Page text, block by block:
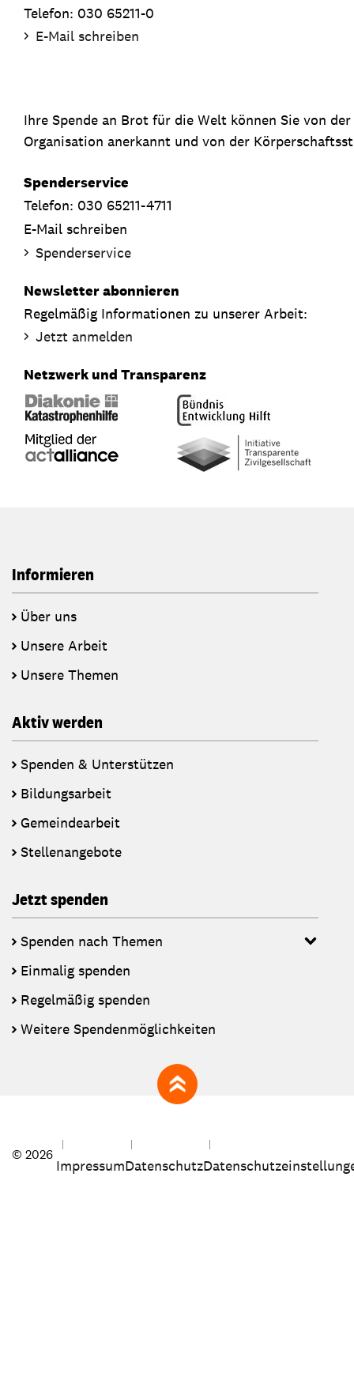
Telefon: 030 65211-0
E-Mail schreiben
Ihre Spende an Brot für die Welt können Sie von
Organisation anerkannt und von der
Spenderservice
Telefon: 030 65211-4711
E-Mail schreiben
Spenderservice
Newsletter abonnieren
Regelmäßig Informationen zu unserer Arbeit:
Jetzt anmelden
Netzwerk und Transparenz
Informieren
Über uns
Unsere Arbeit
Unsere Themen
Aktiv werden
Spenden & Unterstützen
Bildungsarbeit
Gemeindearbeit
Stellenangebote
Jetzt spenden
Spenden nach Themen
Einmalig spenden
Regelmäßig spenden
Weitere Spendenmöglichkeiten
zum Seitenanfang
© 2026
ImpressumDatenschutz